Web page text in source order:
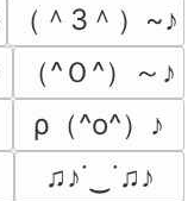
（＾3＾）~♪
（^Ｏ^）～♪
ρ（^o^）♪
♫♪˙‿˙♫♪